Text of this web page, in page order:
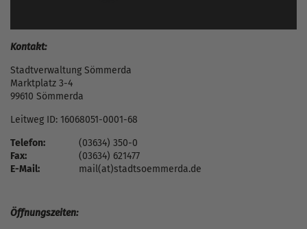
Kontakt:
Stadtverwaltung Sömmerda
Marktplatz 3-4
99610 Sömmerda
Leitweg ID: 16068051-0001-68
Telefon:
(03634) 350-0
Fax:
(03634) 621477
E-Mail:
mail(at)stadtsoemmerda.de
Öffnungszeiten: